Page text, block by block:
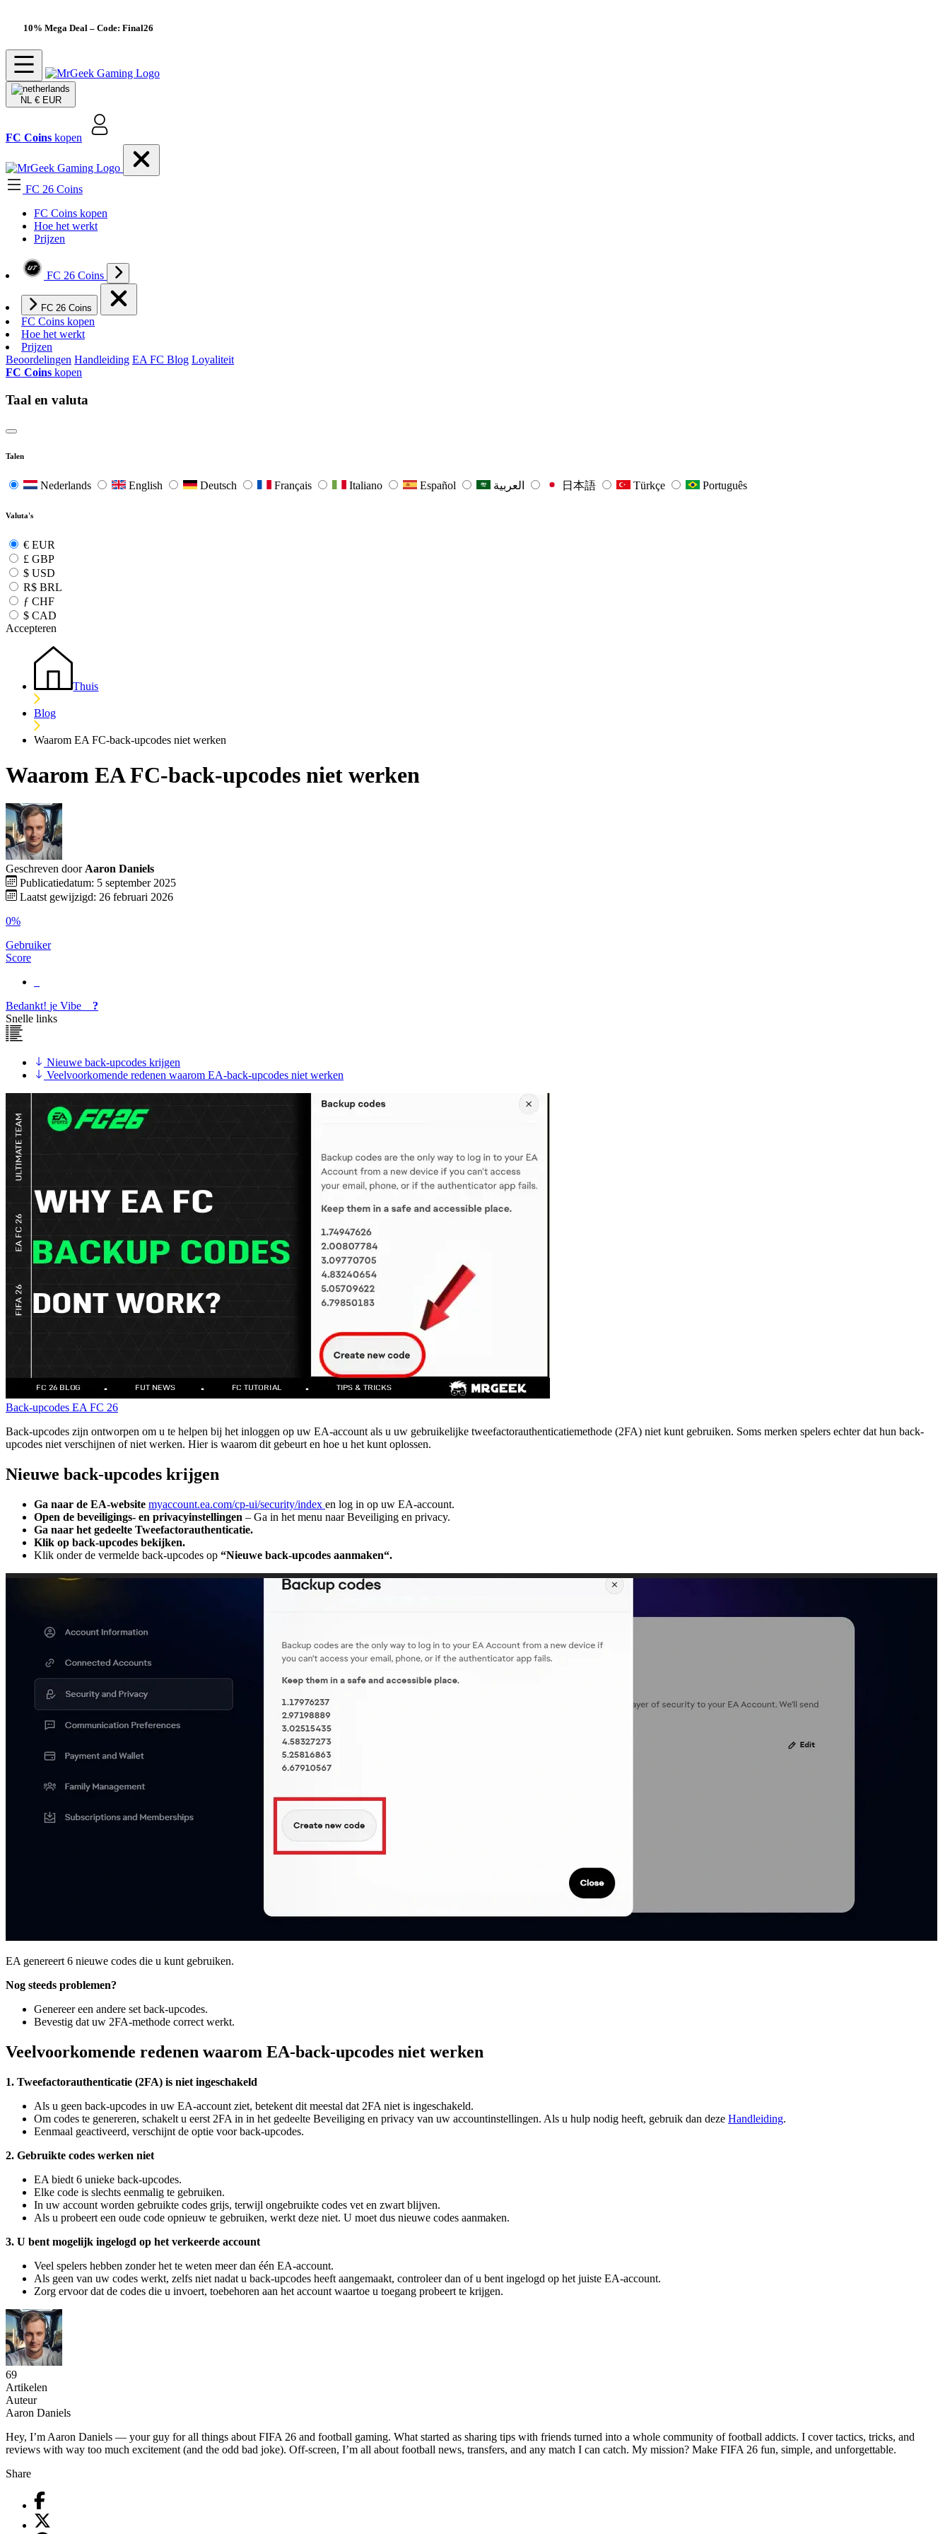
10% Mega Deal – Code: Final26
NL € EUR
FC Coins kopen
FC 26 Coins
FC Coins kopen
Hoe het werkt
Prijzen
FC 26 Coins
FC 26 Coins
FC Coins kopen
Hoe het werkt
Prijzen
Beoordelingen Handleiding EA FC Blog Loyaliteit
FC Coins kopen
Taal en valuta
Talen
Nederlands English Deutsch Français Italiano Español 日本語 Türkçe Português
Valuta's
€ EUR
£ GBP
$ USD
R$ BRL
ƒ CHF
$ CAD
Accepteren
Thuis
Blog
Waarom EA FC-back-upcodes niet werken
Waarom EA FC-back-upcodes niet werken
Geschreven door Aaron Daniels
Publicatiedatum: 5 september 2025
Laatst gewijzigd: 26 februari 2026
0%
Gebruiker
Score
Bedankt! je Vibe
?
Snelle links
Nieuwe back-upcodes krijgen
Veelvoorkomende redenen waarom EA-back-upcodes niet werken
Back-upcodes EA FC 26
Back-upcodes zijn ontworpen om u te helpen bij het inloggen op uw EA-account als u uw gebruikelijke tweefactorauthenticatiemethode (2FA) niet kunt gebruiken. Soms merken spelers echter dat hun back-
upcodes niet verschijnen of niet werken. Hier is waarom dit gebeurt en hoe u het kunt oplossen.
Nieuwe back-upcodes krijgen
Ga naar de EA-website myaccount.ea.com/cp-ui/security/index en log in op uw EA-account.
Open de beveiligings- en privacyinstellingen – Ga in het menu naar Beveiliging en privacy.
Ga naar het gedeelte Tweefactorauthenticatie.
Klik op back-upcodes bekijken.
Klik onder de vermelde back-upcodes op “Nieuwe back-upcodes aanmaken“.
EA genereert 6 nieuwe codes die u kunt gebruiken.
Nog steeds problemen?
Genereer een andere set back-upcodes.
Bevestig dat uw 2FA-methode correct werkt.
Veelvoorkomende redenen waarom EA-back-upcodes niet werken
1. Tweefactorauthenticatie (2FA) is niet ingeschakeld
Als u geen back-upcodes in uw EA-account ziet, betekent dit meestal dat 2FA niet is ingeschakeld.
Om codes te genereren, schakelt u eerst 2FA in in het gedeelte Beveiliging en privacy van uw accountinstellingen. Als u hulp nodig heeft, gebruik dan deze Handleiding.
Eenmaal geactiveerd, verschijnt de optie voor back-upcodes.
2. Gebruikte codes werken niet
EA biedt 6 unieke back-upcodes.
Elke code is slechts eenmalig te gebruiken.
In uw account worden gebruikte codes grijs, terwijl ongebruikte codes vet en zwart blijven.
Als u probeert een oude code opnieuw te gebruiken, werkt deze niet. U moet dus nieuwe codes aanmaken.
3. U bent mogelijk ingelogd op het verkeerde account
Veel spelers hebben zonder het te weten meer dan één EA-account.
Als geen van uw codes werkt, zelfs niet nadat u back-upcodes heeft aangemaakt, controleer dan of u bent ingelogd op het juiste EA-account.
Zorg ervoor dat de codes die u invoert, toebehoren aan het account waartoe u toegang probeert te krijgen.
69
Artikelen
Auteur
Aaron Daniels
Hey, I’m Aaron Daniels — your guy for all things about FIFA 26 and football gaming. What started as sharing tips with friends turned into a whole community of football addicts. I cover tactics, tricks, and
reviews with way too much excitement (and the odd bad joke). Off-screen, I’m all about football news, transfers, and any match I can catch. My mission? Make FIFA 26 fun, simple, and unforgettable.
Share